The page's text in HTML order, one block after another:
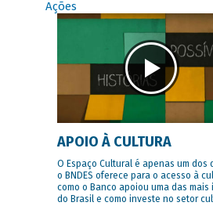
Ações
APOIO À CULTURA
O Espaço Cultural é apenas um dos
o BNDES oferece para o acesso à
como o Banco apoiou uma das
do Brasil e como investe no setor